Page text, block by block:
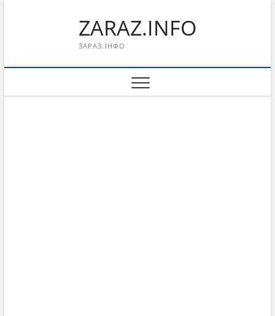
ZARAZ.INFO
ЗАРАЗ.ІНФО